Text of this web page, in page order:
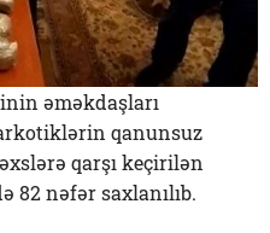
əməkdaşları
qanunsuz
qarşı keçirilən
82 nəfər saxlanılıb.